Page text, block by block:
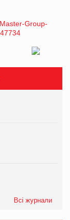
Всі журнали